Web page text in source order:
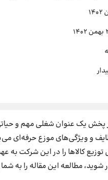
پخش یک عنوان شغلی مهم و
و ویژگی‌های موزع حرفه‌ای
توزیع کالاها را در این شرکت
مطالعه این مقاله را به